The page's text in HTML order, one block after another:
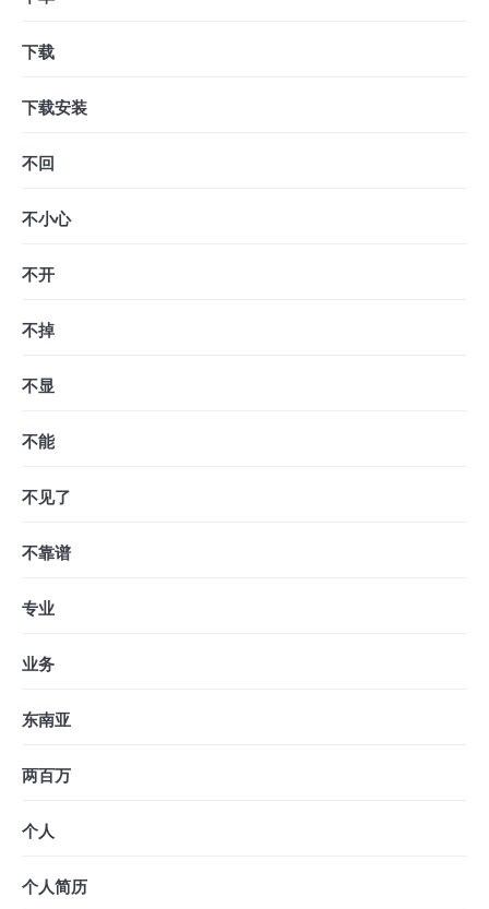
下载
下载安装
不回
不小心
不开
不掉
不显
不能
不见了
不靠谱
专业
业务
东南亚
两百万
个人
个人简历